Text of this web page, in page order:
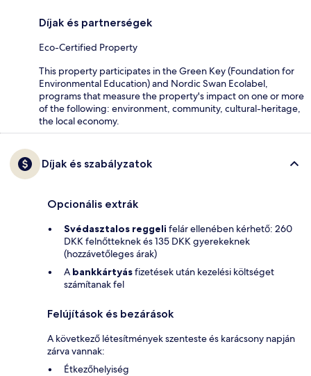
Díjak és partnerségek
Eco-Certified Property
This property participates in the Green Key (Foundation for
Environmental Education) and Nordic Swan Ecolabel,
programs that measure the property's impact on one or more
of the following: environment, community, cultural-heritage,
the local economy.
Díjak és szabályzatok
Opcionális extrák
Svédasztalos reggeli felár ellenében kérhető: 260
DKK felnőtteknek és 135 DKK gyerekeknek
(hozzávetőleges árak)
A bankkártyásfizetések után kezelési költséget
számítanak fel
Felújítások és bezárások
A következő létesítmények szenteste és karácsony napján
zárva vannak:
Étkezőhelyiség